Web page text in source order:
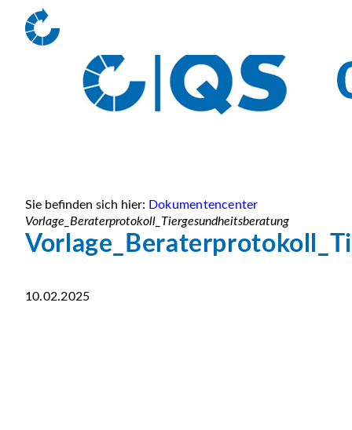
Sie befinden sich hier: Dokumentencenter
Vorlage_Beraterprotokoll_Tiergesundheitsberatung
10.02.2025